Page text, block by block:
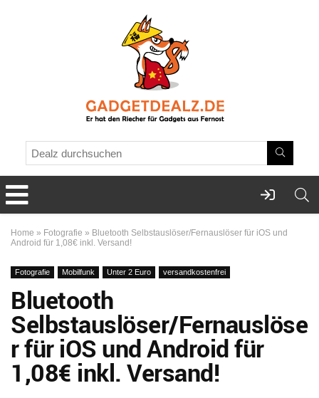
Home » Fotografie » Bluetooth Selbstauslöser/Fernauslöser für iOS und
Android für 1,08€ inkl. Versand!
Fotografie Mobilfunk Unter 2 Euro versandkostenfrei
Bluetooth
Selbstauslöser/Fernauslöse
r für iOS und Android für
1,08€ inkl. Versand!